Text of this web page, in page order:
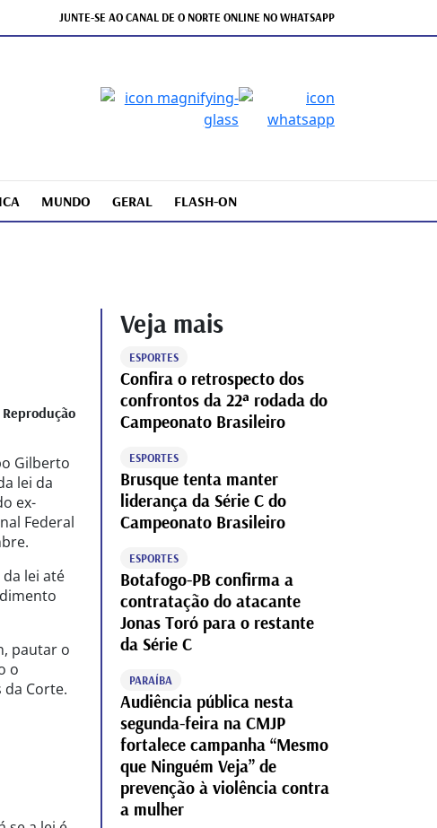
JUNTE-SE AO CANAL DE O NORTE ONLINE NO WHATSAPP
MUNDO GERAL FLASH-ON
Reprodução
Gilberto
lei da
ex-
Federal
lei até
pautar o
o
Corte.
Veja mais
ESPORTES
Confira o retrospecto dos
confrontos da 22ª rodada do
Campeonato Brasileiro
ESPORTES
Brusque tenta manter
liderança da Série C do
Campeonato Brasileiro
ESPORTES
Botafogo-PB confirma a
contratação do atacante
Jonas Toró para o restante
da Série C
PARAÍBA
Audiência pública nesta
segunda-feira na CMJP
fortalece campanha “Mesmo
que Ninguém Veja” de
prevenção à violência contra
a mulher